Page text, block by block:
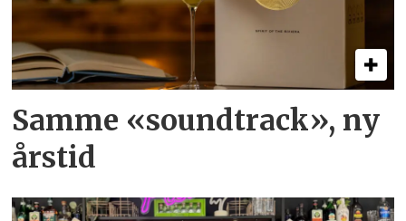
Samme «soundtrack», ny
årstid